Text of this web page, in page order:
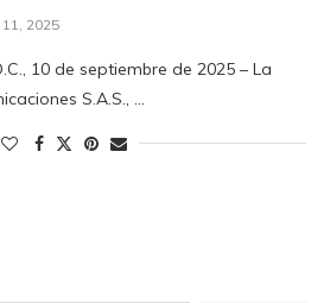
2025
10 de septiembre de 2025 – La
S.A.S., …